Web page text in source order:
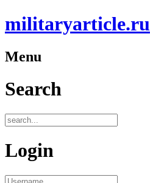
militaryarticle.ru
Menu
Search
Login